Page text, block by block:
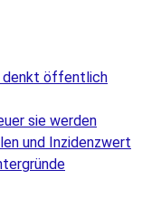
denkt öffentlich
sie werden
und Inzidenzwert